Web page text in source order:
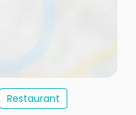
Restaurant